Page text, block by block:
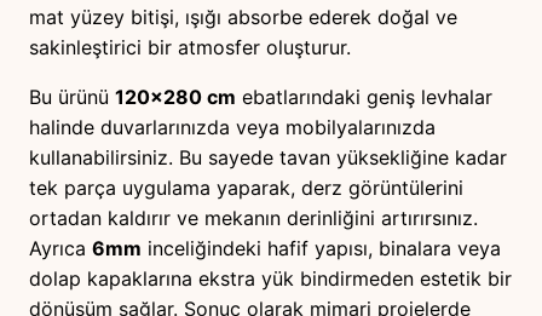
mat yüzey bitişi, ışığı absorbe ederek doğal ve
sakinleştirici bir atmosfer oluşturur.
Bu ürünü 120×280 cm ebatlarındaki geniş levhalar
halinde duvarlarınızda veya mobilyalarınızda
kullanabilirsiniz. Bu sayede tavan yüksekliğine kadar
tek parça uygulama yaparak, derz görüntülerini
ortadan kaldırır ve mekanın derinliğini artırırsınız.
Ayrıca 6mm inceliğindeki hafif yapısı, binalara veya
dolap kapaklarına ekstra yük bindirmeden estetik bir
dönüşüm sağlar. Sonuç olarak mimari projelerde